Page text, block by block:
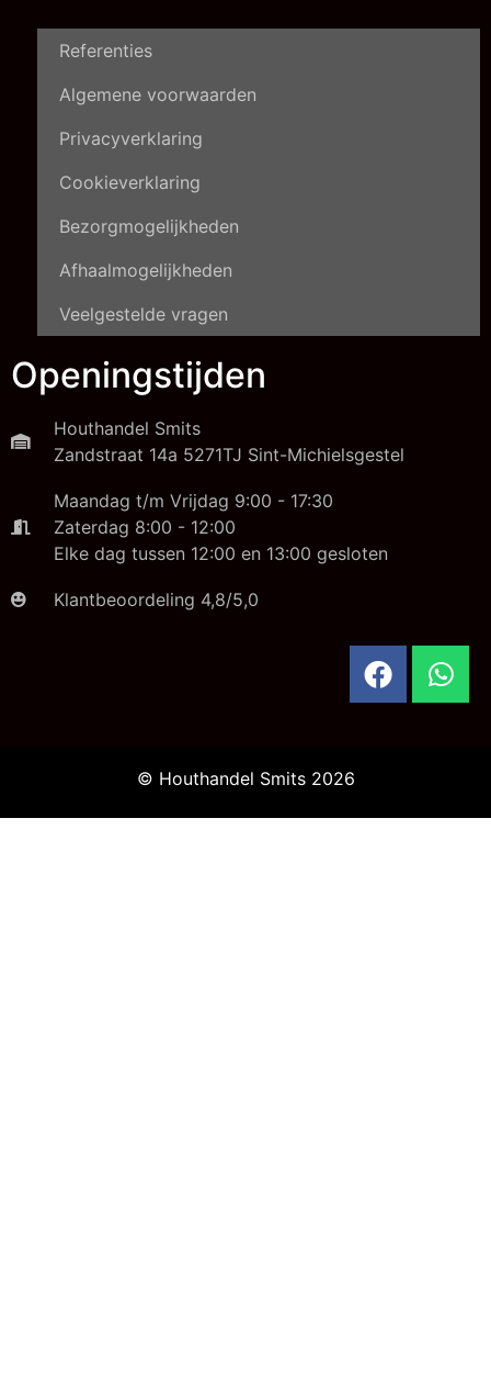
Referenties
Algemene voorwaarden
Privacyverklaring
Cookieverklaring
Bezorgmogelijkheden
Afhaalmogelijkheden
Veelgestelde vragen
Openingstijden
Houthandel Smits
Zandstraat 14a 5271TJ Sint-Michielsgestel
Maandag t/m Vrijdag 9:00 - 17:30
Zaterdag 8:00 - 12:00
Elke dag tussen 12:00 en 13:00 gesloten
Klantbeoordeling 4,8/5,0
© Houthandel Smits 2026